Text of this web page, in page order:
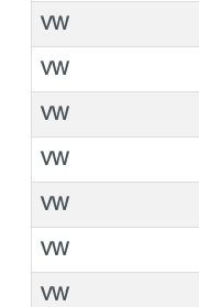
VW
VW
VW
VW
VW
VW
VW